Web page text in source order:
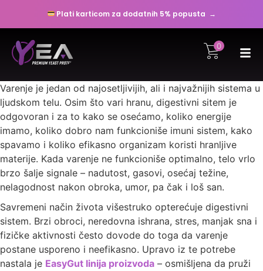
Plati karticom za dodatnih 5% popusta →
0
Varenje je jedan od najosetljivijih, ali i najvažnijih sistema u
ljudskom telu. Osim što vari hranu, digestivni sitem je
odgovoran i za to kako se osećamo, koliko energije
imamo, koliko dobro nam funkcioniše imuni sistem, kako
spavamo i koliko efikasno organizam koristi hranljive
materije. Kada varenje ne funkcioniše optimalno, telo vrlo
brzo šalje signale – nadutost, gasovi, osećaj težine,
nelagodnost nakon obroka, umor, pa čak i loš san.
Savremeni način života višestruko opterećuje digestivni
sistem. Brzi obroci, neredovna ishrana, stres, manjak sna i
fizičke aktivnosti često dovode do toga da varenje
postane usporeno i neefikasno. Upravo iz te potrebe
nastala je EasyGut linija proizvoda – osmišljena da pruži